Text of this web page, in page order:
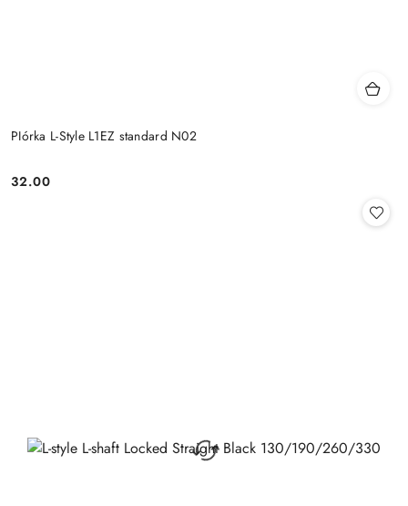
PIórka L-Style L1EZ standard N02
Cena:
32.00